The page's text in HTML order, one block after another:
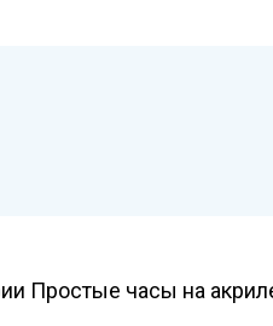
Простые часы на